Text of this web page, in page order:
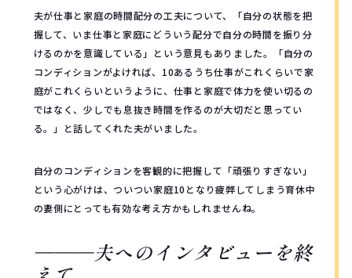
夫が仕事と家庭の時間配分の工夫について、「自分の状態を把
握して、いま仕事と家庭にどういう配分で自分の時間を振り分
けるのかを意識している」という意見もありました。「自分の
コンディションがよければ、10あるうち仕事がこれくらいで家
庭がこれくらいというように、仕事と家庭で体力を使い切るの
ではなく、少しでも息抜き時間を作るのが大切だと思ってい
る。」と話してくれた夫がいました。
自分のコンディションを客観的に把握して「頑張りすぎない」
という心がけは、ついつい家庭10となり疲弊してしまう育休中
の妻側にとっても有効な考え方かもしれませんね。
———夫へのインタビューを終